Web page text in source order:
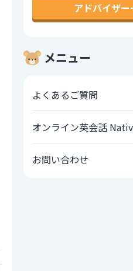
アドバイザ
メニュー
よくあるご質問
オンライン英会話
お問い合わせ